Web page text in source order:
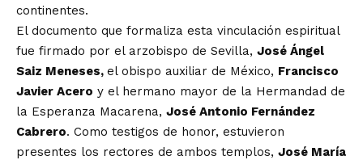
continentes.
El documento que formaliza esta vinculación espiritual
fue firmado por el arzobispo de Sevilla, José Ángel
Saiz Meneses, el obispo auxiliar de México, Francisco
Javier Acero y el hermano mayor de la Hermandad de
la Esperanza Macarena, José Antonio Fernández
Cabrero. Como testigos de honor, estuvieron
presentes los rectores de ambos templos, José María